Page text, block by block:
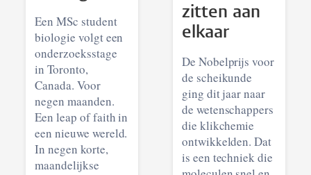
Een MSc student
biologie volgt een
onderzoeksstage
in Toronto,
Canada. Voor
negen maanden.
Een leap of faith in
een nieuwe wereld.
In negen korte,
maandelijkse
zitten aan
elkaar
De Nobelprijs voor
de scheikunde
ging dit jaar naar
de wetenschappers
die klikchemie
ontwikkelden. Dat
is een techniek die